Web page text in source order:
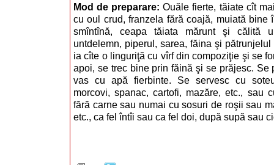
Mod de preparare:Ouăle fierte, tăiate cît
cu oul crud, franzela fără coajă, muiată bine
smîntînă, ceapa tăiata mărunt şi călită
untdelemn, piperul, sarea, făina şi
ia cîte o linguriţă cu vîrf din compoziţie şi se
apoi, se trec bine prin făină şi se prăjesc. Se
vas cu apă fierbinte. Se servesc cu
morcovi, spanac, cartofi, mazăre, etc., sau
fără carne sau numai cu sosuri de roşii sau
etc., ca fel întîi sau ca fel doi, după supă sau